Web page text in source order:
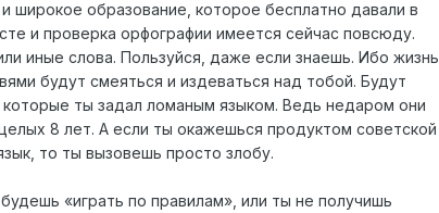
широкое образование, которое бесплатно давали в
и проверка орфографии имеется сейчас повсюду.
иные слова. Пользуйся, даже если знаешь. Ибо жизнь
будут смеяться и издеваться над тобой. Будут
ты задал ломаным языком. Ведь недаром они
8 лет. А если ты окажешься продуктом советской
то ты вызовешь просто злобу.
«играть по правилам», или ты не получишь